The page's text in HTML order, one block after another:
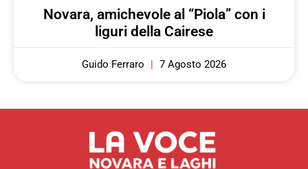
Novara, amichevole al “Piola” con i
liguri della Cairese
Guido Ferraro 7 Agosto 2026